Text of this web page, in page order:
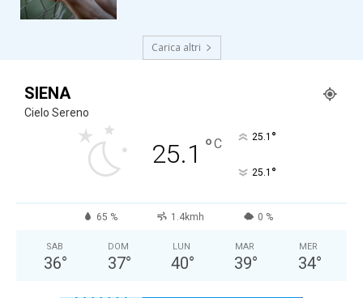
Carica altri
SIENA
Cielo Sereno
25.1 °C 25.1 °
25.1 °
65 % 1.4kmh 0 %
SAB
36°
DOM
37°
LUN
40°
MAR
39°
MER
34°